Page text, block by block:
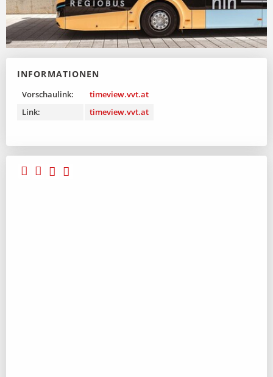
INFORMATIONEN
Vorschaulink:
timeview.vvt.at
Link:
timeview.vvt.at